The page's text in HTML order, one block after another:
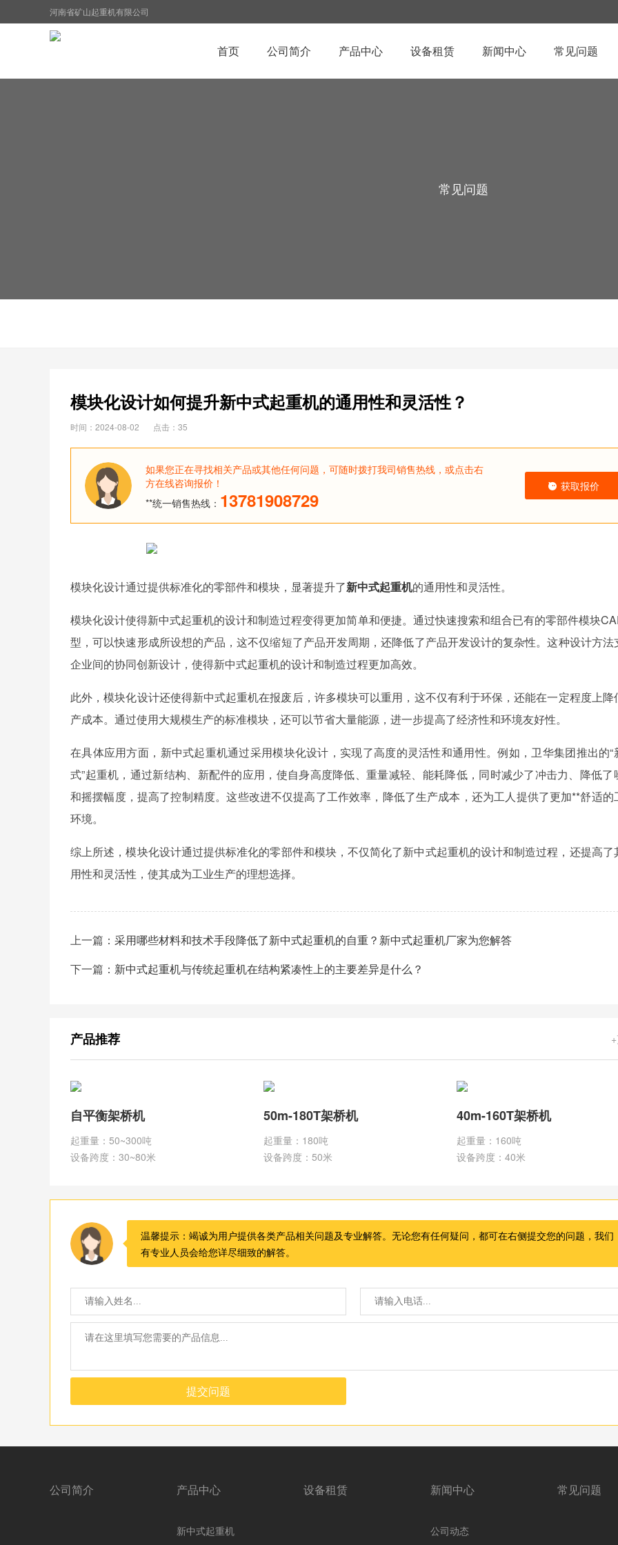
河南省矿山起重机有限公司
首页 公司简介 产品中心 设备租赁 新闻中心 常见问题
常见问题
模块化设计如何提升新中式起重机的通用性和灵活性？
时间：2024-08-02 点击：35
如果您正在寻找相关产品或其他任何问题，可随时拨打我司销售热线，或点击右
方在线咨询报价！
**统一销售热线： 13781908729
获取报价
模块化设计通过提供标准化的零部件和模块，‌显著提升了新中式起重机的通用性和灵活性。‌
模块化设计使得新中式起重机的设计和制造过程变得更加简单和便捷。‌通过快速搜索和组合已有的零部件模块
型，‌可以快速形成所设想的产品，‌这不仅缩短了产品开发周期，‌还降低了产品开发设计的复杂性。‌这种设计方法
企业间的协同创新设计，‌使得新中式起重机的设计和制造过程更加高效。‌
此外，‌模块化设计还使得新中式起重机在报废后，‌许多模块可以重用，‌这不仅有利于环保，‌还能在一定程度上降
产成本。‌通过使用大规模生产的标准模块，‌还可以节省大量能源，‌进一步提高了经济性和环境友好性。‌
在具体应用方面，‌新中式起重机通过采用模块化设计，‌实现了高度的灵活性和通用性。‌例如，‌卫华集团推出的“
式”起重机，‌通过新结构、‌新配件的应用，‌使自身高度降低、‌重量减轻、‌能耗降低，‌同时减少了冲击力、‌降低了
和摇摆幅度，‌提高了控制精度。‌这些改进不仅提高了工作效率，‌降低了生产成本，‌还为工人提供了更加**舒适的
环境。‌
综上所述，‌模块化设计通过提供标准化的零部件和模块，‌不仅简化了新中式起重机的设计和制造过程，‌还提高了
用性和灵活性，‌使其成为工业生产的理想选择。‌
上一篇： 采用哪些材料和技术手段降低了新中式起重机的自重？新中式起重机厂家为您解答
下一篇： 新中式起重机与传统起重机在结构紧凑性上的主要差异是什么？
产品推荐
自平衡架桥机
起重量：50~300吨
设备跨度：30~80米
50m-180T架桥机
起重量：180吨
设备跨度：50米
40m-160T架桥机
起重量：160吨
设备跨度：40米
温馨提示：竭诚为用户提供各类产品相关问题及专业解答。无论您有任何疑问，都可在右侧提交您的问题，我们
有专业人员会给您详尽细致的解答。
提交问题
公司简介 产品中心
新中式起重机
设备租赁 新闻中心
公司动态
常见问题